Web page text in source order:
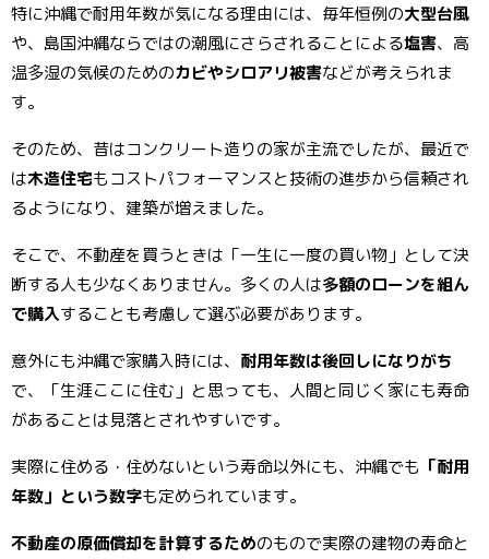
特に沖縄で耐用年数が気になる理由には、毎年恒例の大型台風
や、島国沖縄ならではの潮風にさらされることによる塩害、高
温多湿の気候のためのカビやシロアリ被害などが考えられま
す。
そのため、昔はコンクリート造りの家が主流でしたが、最近で
は木造住宅もコストパフォーマンスと技術の進歩から信頼され
るようになり、建築が増えました。
そこで、不動産を買うときは「一生に一度の買い物」として決
断する人も少なくありません。多くの人は多額のローンを組ん
で購入することも考慮して選ぶ必要があります。
意外にも沖縄で家購入時には、 耐用年数は後回しになりがち
で、「生涯ここに住む」と思っても、人間と同じく家にも寿命
があることは見落とされやすいです。
実際に住める・住めないという寿命以外にも、沖縄でも 「耐用
年数」という数字も定められています。
不動産の原価償却を計算するためのもので実際の建物の寿命と